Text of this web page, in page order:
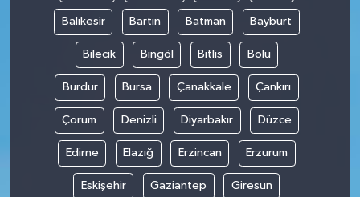
Balıkesir Bartın Batman Bayburt
Bilecik Bingöl Bitlis Bolu
Burdur Bursa Çanakkale Çankırı
Çorum Denizli Diyarbakır Düzce
Edirne Elazığ Erzincan Erzurum
Eskişehir Gaziantep Giresun